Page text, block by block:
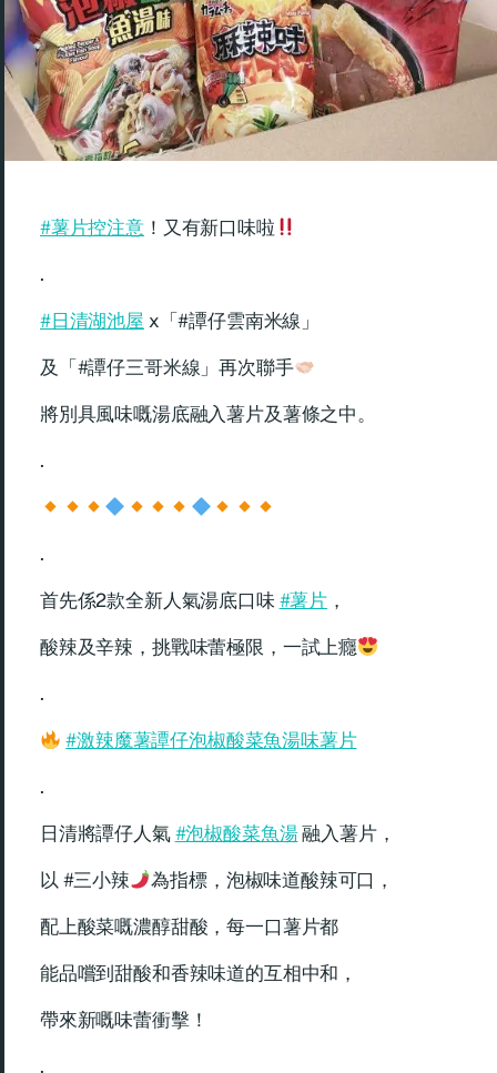
#薯片控注意！又有新口味啦
.
#日清湖池屋 x「#譚仔雲南米線」
及「#譚仔三哥米線」再次聯手
將別具風味嘅湯底融入薯片及薯條之中。
.
.
首先係2款全新人氣湯底口味 #薯片 ，
酸辣及辛辣，挑戰味蕾極限，一試上癮
.
#激辣魔薯譚仔泡椒酸菜魚湯味薯片
.
日清將譚仔人氣 #泡椒酸菜魚湯融入薯片，
以 #三小辣 為指標，泡椒味道酸辣可口，
配上酸菜嘅濃醇甜酸，每一口薯片都
能品嚐到甜酸和香辣味道的互相中和，
帶來新嘅味蕾衝擊！
.